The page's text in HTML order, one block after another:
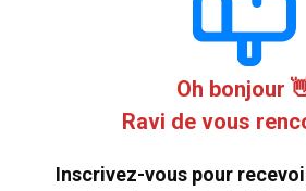
Oh bonjour
Ravi de vous
Inscrivez-vous pour